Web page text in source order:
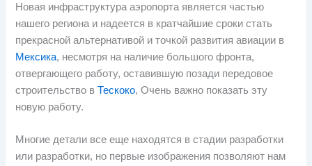
Новая инфраструктура аэропорта является частью
нашего региона и надеется в кратчайшие сроки стать
прекрасной альтернативой и точкой развития авиации в
Мексика, несмотря на наличие большого фронта,
отвергающего работу, оставившую позади передовое
строительство вТескоко, Очень важно показать эту
новую работу.
Многие детали все еще находятся в стадии разработки
или разработки, но первые изображения позволяют нам